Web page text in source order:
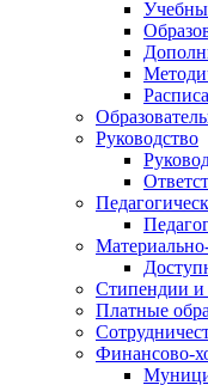
Руководство
Стипендии и
Платные
Финансово-